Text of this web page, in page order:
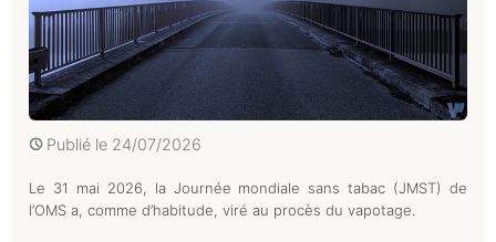
Publié le 24/07/2026
Le 31 mai 2026, la Journée mondiale sans tabac (JMST) de
l’OMS a, comme d’habitude, viré au procès du vapotage.